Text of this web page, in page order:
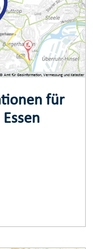
© Amt für Geoinformation, Vermessung und Kataster
für